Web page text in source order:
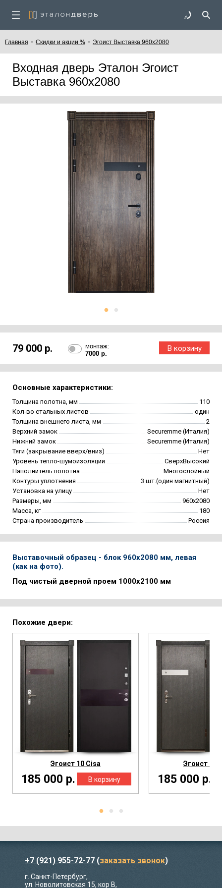
Главная - Скидки и акции % - Эгоист Выставка 960х2080
Входная дверь Эталон Эгоист
Выставка 960х2080
79 000 р.
монтаж:
7000 р.
Основные характеристики:
Толщина полотна, мм
110
Кол-во стальных листов
один
Толщина внешнего листа, мм
2
Верхний замок
Securemme (Италия)
Нижний замок
Securemme (Италия)
Тяги (закрывание вверх/вниз)
Нет
Уровень тепло-шумоизоляции
СверхВысокий
Наполнитель полотна
Многослойный
Контуры уплотнения
3 шт.(один магнитный)
Установка на улицу
Нет
Размеры, мм
960х2080
Масса, кг
180
Страна производитель
Россия
Выставочный образец - блок 960х2080 мм, левая
(как на фото).
Под чистый дверной проем 1000х2100 мм
Похожие двери:
Эгоист 10 Cisa
185 000 р.
Эгоист 10-
185 000 р.
+7 (921) 955-72-77 (заказать звонок)
г. Санкт-Петербург,
ул. Новолитовская 15, кор В,